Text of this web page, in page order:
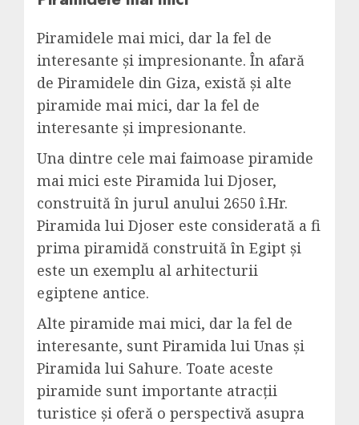
Piramidele mai mici, dar la fel de
interesante și impresionante. În afară
de Piramidele din Giza, există și alte
piramide mai mici, dar la fel de
interesante și impresionante.
Una dintre cele mai faimoase piramide
mai mici este Piramida lui Djoser,
construită în jurul anului 2650 î.Hr.
Piramida lui Djoser este considerată a fi
prima piramidă construită în Egipt și
este un exemplu al arhitecturii
egiptene antice.
Alte piramide mai mici, dar la fel de
interesante, sunt Piramida lui Unas și
Piramida lui Sahure. Toate aceste
piramide sunt importante atracții
turistice și oferă o perspectivă asupra